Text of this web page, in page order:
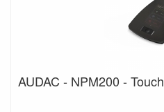
AUDAC - NPM200 -